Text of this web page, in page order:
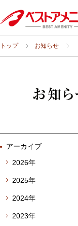
トップ お知らせ
アーカイブ
2026年
2025年
2024年
2023年